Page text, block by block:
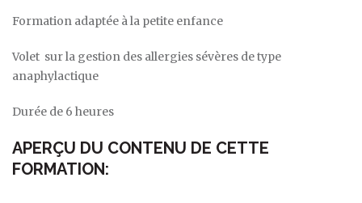
Formation adaptée à la petite enfance
Volet sur la gestion des allergies sévères de type
anaphylactique
Durée de 6 heures
APERÇU DU CONTENU DE CETTE
FORMATION: